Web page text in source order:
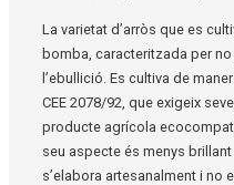
La varietat d’arròs que es
bomba, caracteritzada per
l’ebullició. Es cultiva de
CEE 2078/92, que exigeix
producte agrícola
seu aspecte és menys
s’elabora artesanalment i no